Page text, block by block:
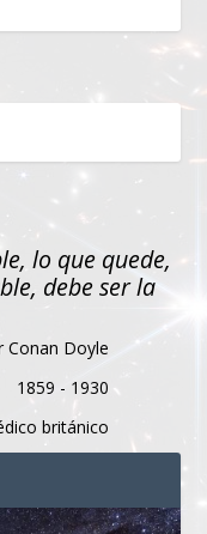
lo que quede,
debe ser la
Conan Doyle
1859 - 1930
británico